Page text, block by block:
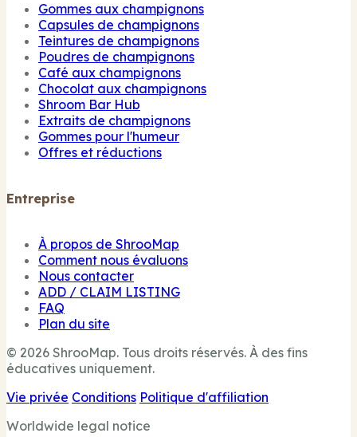
Gommes aux champignons
Capsules de champignons
Teintures de champignons
Poudres de champignons
Café aux champignons
Chocolat aux champignons
Shroom Bar Hub
Extraits de champignons
Gommes pour l'humeur
Offres et réductions
Entreprise
À propos de ShrooMap
Comment nous évaluons
Nous contacter
ADD / CLAIM LISTING
FAQ
Plan du site
© 2026 ShrooMap. Tous droits réservés. À des fins
éducatives uniquement.
Vie privée Conditions Politique d'affiliation
Worldwide legal notice